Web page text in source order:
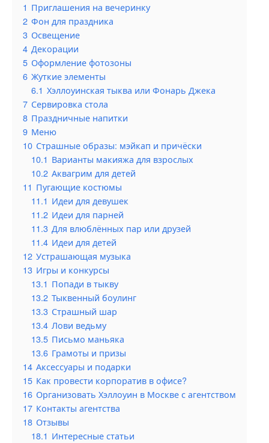
1 Приглашения на вечеринку
2 Фон для праздника
3 Освещение
4 Декорации
5 Оформление фотозоны
6 Жуткие элементы
6.1 Хэллоуинская тыква или Фонарь Джека
7 Сервировка стола
8 Праздничные напитки
9 Меню
10 Страшные образы: мэйкап и причёски
10.1 Варианты макияжа для взрослых
10.2 Аквагрим для детей
11 Пугающие костюмы
11.1 Идеи для девушек
11.2 Идеи для парней
11.3 Для влюблённых пар или друзей
11.4 Идеи для детей
12 Устрашающая музыка
13 Игры и конкурсы
13.1 Попади в тыкву
13.2 Тыквенный боулинг
13.3 Страшный шар
13.4 Лови ведьму
13.5 Письмо маньяка
13.6 Грамоты и призы
14 Аксессуары и подарки
15 Как провести корпоратив в офисе?
16 Организовать Хэллоуин в Москве с агентством
17 Контакты агентства
18 Отзывы
18.1 Интересные статьи